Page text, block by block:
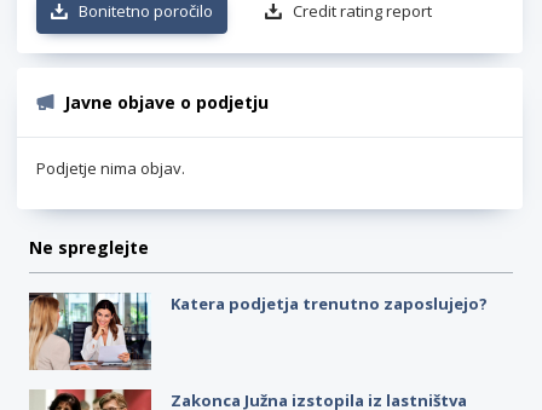
Bonitetno poročilo Credit rating report
Javne objave o podjetju
Podjetje nima objav.
Ne spreglejte
Katera podjetja trenutno zaposlujejo?
Zakonca Južna izstopila iz lastništva